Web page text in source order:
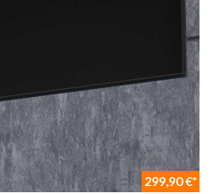
299,90 €*